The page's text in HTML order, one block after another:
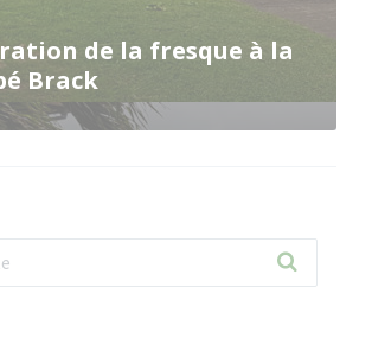
de la fresque à la
Brack